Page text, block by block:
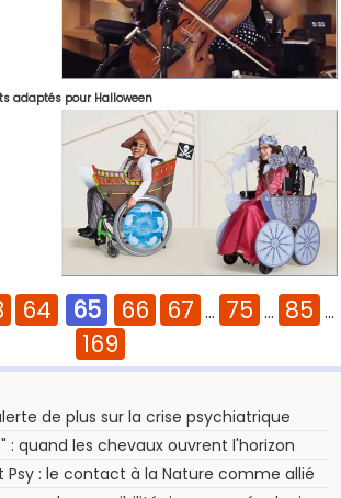
adaptés pour Halloween
64 65 66 67 ... 75 ... 85 ...
169
de plus sur la crise psychiatrique
: quand les chevaux ouvrent l'horizon
Psy : le contact à la Nature comme allié